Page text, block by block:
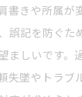
書きや所属が
誤記を防ぐた
ましいです。
失墜やトラブ